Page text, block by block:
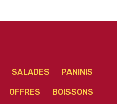
SALADES PANINIS
OFFRES BOISSONS